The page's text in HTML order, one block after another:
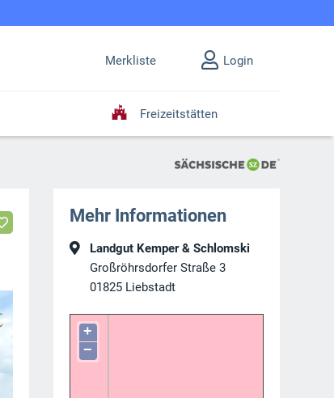
Merkliste Login
Freizeitstätten
Mehr Informationen
Landgut Kemper & Schlomski
Großröhrsdorfer Straße 3
01825 Liebstadt
+
−